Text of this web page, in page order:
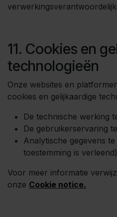
11. Cookies en
technologieën
Onze websites en
cookies en gelijkaardige
De technische werking
De gebruikerservaring
Analytische gegevens
toestemming is verleend)
Voor meer informatie
onze Cookie notice.